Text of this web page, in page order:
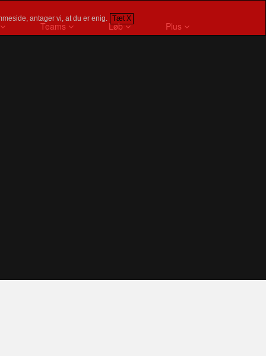
antager vi, at du er enig. Tæt X
Teams Løb Plus